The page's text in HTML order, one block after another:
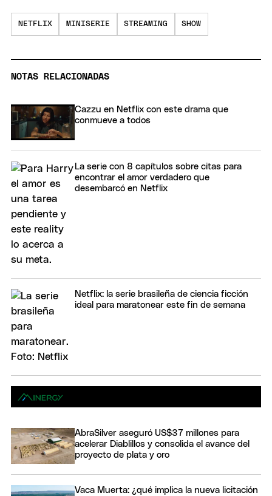
NETFLIX MINISERIE STREAMING SHOW
NOTAS RELACIONADAS
Cazzu en Netflix con este drama que
conmueve a todos
La serie con 8 capítulos sobre citas para
encontrar el amor verdadero que
desembarcó en Netflix
Netflix: la serie brasileña de ciencia ficción
ideal para maratonear este fin de semana
AbraSilver aseguró US$37 millones para
acelerar Diablillos y consolida el avance del
proyecto de plata y oro
Vaca Muerta: ¿qué implica la nueva licitación